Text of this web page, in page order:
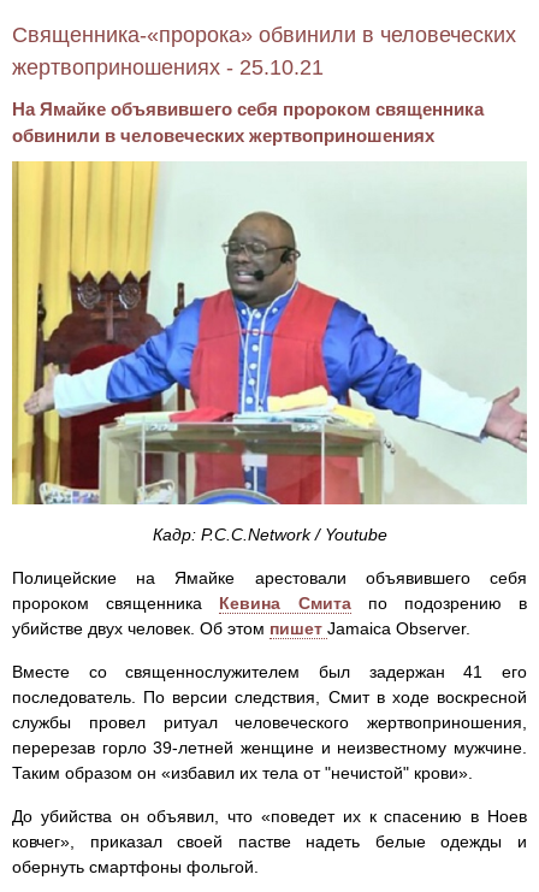
Священника-«пророка» обвинили в человеческих
жертвоприношениях - 25.10.21
На Ямайке объявившего себя пророком священника
обвинили в человеческих жертвоприношениях
Кадр: P.C.C.Network / Youtube
Полицейские на Ямайке арестовали объявившего себя
пророком священника Кевина Смитапо подозрению в
убийстве двух человек. Об этом пишет Jamaica Observer.
Вместе со священнослужителем был задержан 41 его
последователь. По версии следствия, Смит в ходе воскресной
службы провел ритуал человеческого жертвоприношения,
перерезав горло 39-летней женщине и неизвестному мужчине.
Таким образом он «избавил их тела от "нечистой" крови».
До убийства он объявил, что «поведет их к спасению в Ноев
ковчег», приказал своей пастве надеть белые одежды и
обернуть смартфоны фольгой.